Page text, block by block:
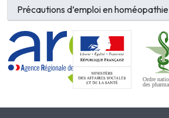
Précautions d’emploi en homéopathie